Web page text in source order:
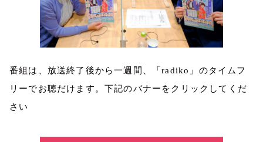
番組は、放送終了後から一週間、「radiko」のタイムフ
リーでお聴だけます。下記のバナーをクリックしてくだ
さい